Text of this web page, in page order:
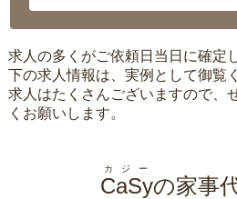
求人の多くがご依頼日当日に確定
下の求人情報は、実例として御覧
求人はたくさんございますので、
くお願いします。
CaSy
カジー
の家事